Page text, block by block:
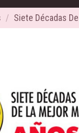
Siete Décadas